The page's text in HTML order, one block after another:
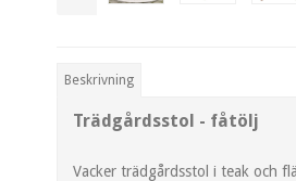
Beskrivning
Trädgårdsstol - fåtölj
Vacker trädgårdsstol i teak och